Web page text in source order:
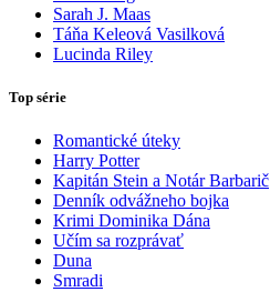
Sarah J. Maas
Táňa Keleová Vasilková
Lucinda Riley
Top série
Romantické úteky
Harry Potter
Kapitán Stein a Notár Barbarič
Denník odvážneho bojka
Krimi Dominika Dána
Učím sa rozprávať
Duna
Smradi